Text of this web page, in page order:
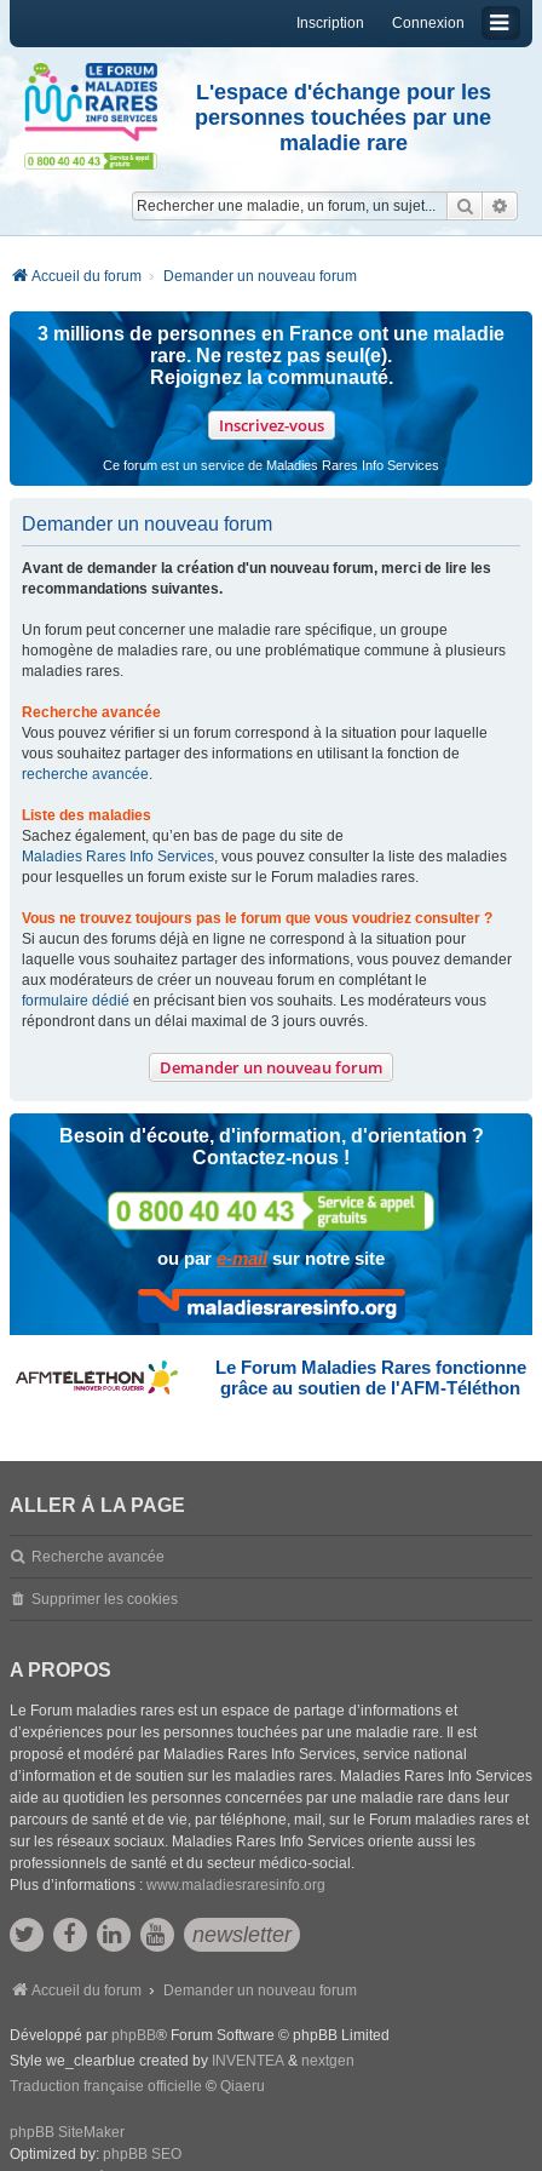
Connexion
Inscription
L'espace d'échange pour les
personnes touchées par une
maladie rare
Accueil du forum Demander un nouveau forum
3 millions de personnes en France ont une maladie
rare. Ne restez pas seul(e).
Rejoignez la communauté.
Inscrivez-vous
Ce forum est un service de Maladies Rares Info Services
Demander un nouveau forum
Avant de demander la création d'un nouveau forum, merci de lire les
recommandations suivantes.
Un forum peut concerner une maladie rare spécifique, un groupe
homogène de maladies rare, ou une problématique commune à plusieurs
maladies rares.
Recherche avancée
Vous pouvez vérifier si un forum correspond à la situation pour laquelle
vous souhaitez partager des informations en utilisant la fonction de
recherche avancée.
Liste des maladies
Sachez également, qu’en bas de page du site de
Maladies Rares Info Services, vous pouvez consulter la liste des maladies
pour lesquelles un forum existe sur le Forum maladies rares.
Vous ne trouvez toujours pas le forum que vous voudriez consulter ?
Si aucun des forums déjà en ligne ne correspond à la situation pour
laquelle vous souhaitez partager des informations, vous pouvez demander
aux modérateurs de créer un nouveau forum en complétant le
formulaire dédié en précisant bien vos souhaits. Les modérateurs vous
répondront dans un délai maximal de 3 jours ouvrés.
Demander un nouveau forum
Besoin d'écoute, d'information, d'orientation ?
Contactez-nous !
ou pare-mailsur notre site
Le Forum Maladies Rares fonctionne
grâce au soutien de l'AFM-Téléthon
ALLER À LA PAGE
Recherche avancée
Supprimer les cookies
A PROPOS
Le Forum maladies rares est un espace de partage d’informations et
d’expériences pour les personnes touchées par une maladie rare. Il est
proposé et modéré par Maladies Rares Info Services, service national
d’information et de soutien sur les maladies rares. Maladies Rares Info Services
aide au quotidien les personnes concernées par une maladie rare dans leur
parcours de santé et de vie, par téléphone, mail, sur le Forum maladies rares et
sur les réseaux sociaux. Maladies Rares Info Services oriente aussi les
professionnels de santé et du secteur médico-social.
Plus d’informations : www.maladiesraresinfo.org
newsletter
Accueil du forum Demander un nouveau forum
Développé par phpBB® Forum Software © phpBB Limited
Style we_clearblue created by INVENTEA & nextgen
Traduction française officielle © Qiaeru
phpBB SiteMaker
Optimized by: phpBB SEO